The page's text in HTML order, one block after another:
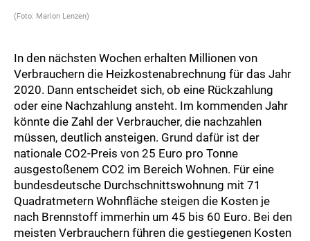
(Foto: Marion Lenzen)
In den nächsten Wochen erhalten Millionen von
Verbrauchern die Heizkostenabrechnung für das Jahr
2020. Dann entscheidet sich, ob eine Rückzahlung
oder eine Nachzahlung ansteht. Im kommenden Jahr
könnte die Zahl der Verbraucher, die nachzahlen
müssen, deutlich ansteigen. Grund dafür ist der
nationale CO2-Preis von 25 Euro pro Tonne
ausgestoßenem CO2 im Bereich Wohnen. Für eine
bundesdeutsche Durchschnittswohnung mit 71
Quadratmetern Wohnfläche steigen die Kosten je
nach Brennstoff immerhin um 45 bis 60 Euro. Bei den
meisten Verbrauchern führen die gestiegenen Kosten